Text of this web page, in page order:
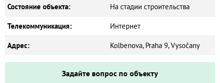
Состояние объекта: На стадии строительства
Телекоммуникация: Интернет
Адрес: Kolbenova, Praha 9, Vysočany
Задайте вопрос по объекту